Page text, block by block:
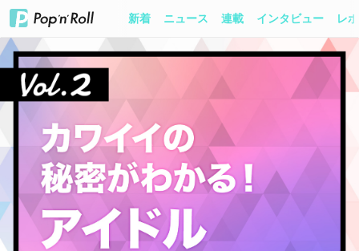
新着 ニュース 連載 インタビュー レ